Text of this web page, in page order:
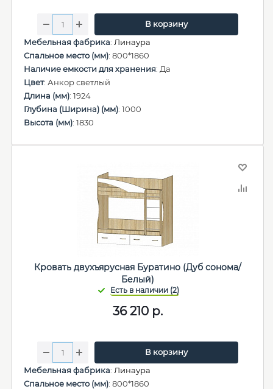
В корзину
Мебельная фабрика: Линаура
Спальное место (мм): 800*1860
Наличие емкости для хранения: Да
Цвет: Анкор светлый
Длина (мм): 1924
Глубина (Ширина) (мм): 1000
Высота (мм): 1830
Кровать двухъярусная Буратино (Дуб сонома/
Белый)
36 210 р.
В корзину
Мебельная фабрика: Линаура
Спальное место (мм): 800*1860